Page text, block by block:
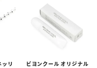
ッリ
ビヨンクール オリジナル